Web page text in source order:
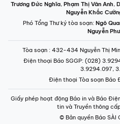
Trương Đức Nghĩa, Phạm Thị Vân Anh,
Nguyễn Khắc
Phó Tổng Thư ký tòa soạn: Ngô
Nguyễn
Tòa soạn : 432-434 Nguyễn Thị
Điện thoại Báo SGGP: (028)
3.9294.097,
Điện thoại Tòa soạn Báo
Giấy phép hoạt động Báo in và Báo
tin và Truyền thông
© Bản quyền Báo SÀI